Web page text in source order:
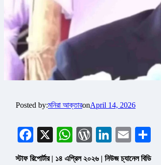
Posted by:মনিরা আক্তারonApril 14, 2026
Facebook
X WhatsApp
WordPress
LinkedIn
Email
স্টাফ রিপোর্টার | ১৪ এপ্রিল ২০২৬ | নিউজ চ্যানেল বিডি